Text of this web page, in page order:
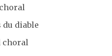
du diable
choral